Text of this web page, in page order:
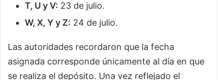
T, U y V: 23 de julio.
W, X, Y y Z: 24 de julio.
Las autoridades recordaron que la fecha
asignada corresponde únicamente al día en que
se realiza el depósito. Una vez reflejado el